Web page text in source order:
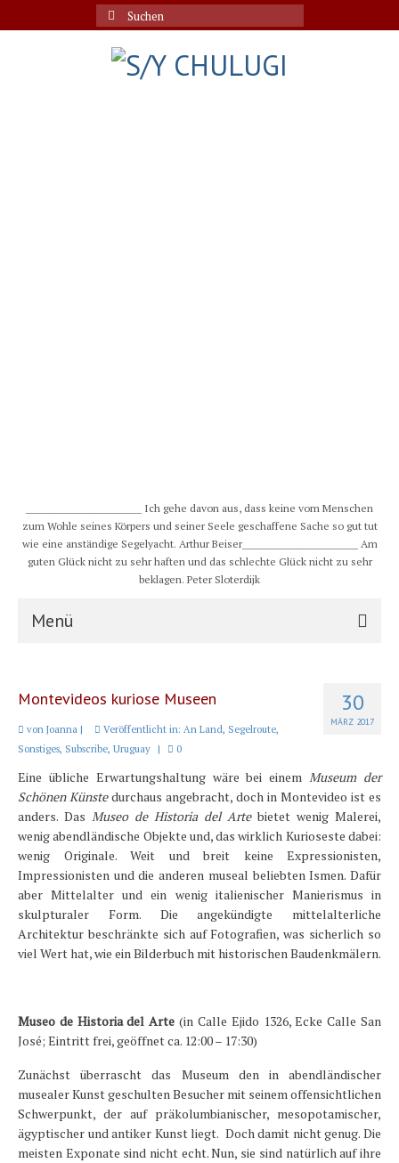
Suche
nach:
__________________________ Ich gehe davon aus, dass keine vom Menschen
zum Wohle seines Körpers und seiner Seele geschaffene Sache so gut tut
wie eine anständige Segelyacht. Arthur Beiser__________________________ Am
guten Glück nicht zu sehr haften und das schlechte Glück nicht zu sehr
beklagen. Peter Sloterdijk
Menü
Schiff
Crew
Karte und Wind
Länder und Inseln
Mittelmeer 2010-2013
Bordbibliothek
Abonnieren
Yachtüberführung weltweit
30
MÄRZ 2017
Montevideos kuriose Museen
von Joanna | Veröffentlicht in: An Land, Segelroute,
Sonstiges, Subscribe, Uruguay | 0
Eine übliche Erwartungshaltung wäre bei einemMuseum der
Schönen Künstedurchaus angebracht, doch in Montevideo ist es
anders. Das Museo de Historia del Artebietet wenig Malerei,
wenig abendländische Objekte und, das wirklich Kurioseste dabei:
wenig Originale. Weit und breit keine Expressionisten,
Impressionisten und die anderen museal beliebten Ismen. Dafür
aber Mittelalter und ein wenig italienischer Manierismus in
skulpturaler Form. Die angekündigte mittelalterliche
Architektur beschränkte sich auf Fotografien, was sicherlich so
viel Wert hat, wie ein Bilderbuch mit historischen Baudenkmälern.
Museo de Historia del Arte(in Calle Ejido 1326, Ecke Calle San
José; Eintritt frei, geöffnet ca. 12:00 – 17:30)
Zunächst überrascht das Museum den in abendländischer
musealer Kunst geschulten Besucher mit seinem offensichtlichen
Schwerpunkt, der auf präkolumbianischer, mesopotamischer,
ägyptischer und antiker Kunst liegt. Doch damit nicht genug. Die
meisten Exponate sind nicht echt. Nun, sie sind natürlich auf ihre